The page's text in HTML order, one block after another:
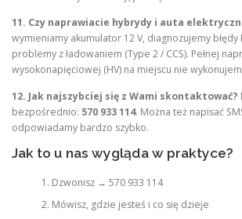
11. Czy naprawiacie hybrydy i auta
wymieniamy akumulator 12 V, diagnozujemy błędy
problemy z ładowaniem (Type 2 / CCS). Pełnej
wysokonapięciowej (HV) na miejscu nie
12. Jak najszybciej się z Wami skontaktować?
bezpośrednio: 570 933 114. Można też napisać
odpowiadamy bardzo szybko.
Jak to u nas wygląda w praktyce?
Dzwonisz → 570 933 114
Mówisz, gdzie jesteś i co się dzieje